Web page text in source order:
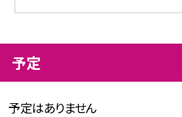
予定
予定はありません